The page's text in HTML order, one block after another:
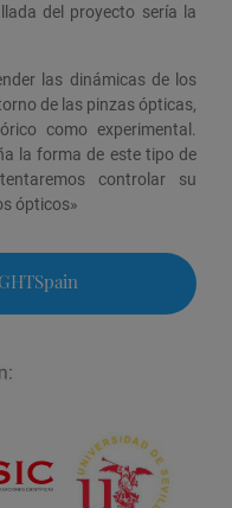
del proyecto sería la
las dinámicas de los
de las pinzas ópticas,
como experimental.
la forma de este tipo de
controlar su
ópticos»